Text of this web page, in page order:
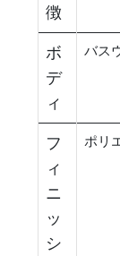
徴
ボ
デ
ィ
バス
フ
ィ
ニ
ッ
シ
ポリ